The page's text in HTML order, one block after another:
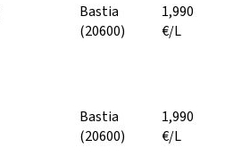
Bastia
(20600)
1,990
€/L
Bastia
(20600)
1,990
€/L